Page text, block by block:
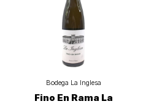
Bodega La Inglesa
Fino En Rama La